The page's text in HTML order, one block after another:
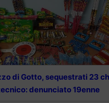
di Gotto, sequestrati 23
denunciato 19enne